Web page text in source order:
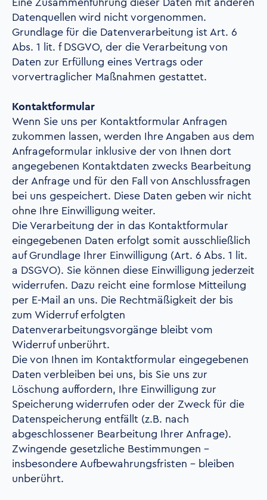
Datenquellen wird nicht vorgenommen.
Grundlage für die Datenverarbeitung ist Art. 6
Abs. 1 lit. f DSGVO, der die Verarbeitung von
Daten zur Erfüllung eines Vertrags oder
vorvertraglicher Maßnahmen gestattet.
Kontaktformular
Wenn Sie uns per Kontaktformular Anfragen
zukommen lassen, werden Ihre Angaben aus dem
Anfrageformular inklusive der von Ihnen dort
angegebenen Kontaktdaten zwecks Bearbeitung
der Anfrage und für den Fall von Anschlussfragen
bei uns gespeichert. Diese Daten geben wir nicht
ohne Ihre Einwilligung weiter.
Die Verarbeitung der in das Kontaktformular
eingegebenen Daten erfolgt somit ausschließlich
auf Grundlage Ihrer Einwilligung (Art. 6 Abs. 1 lit.
a DSGVO). Sie können diese Einwilligung jederzeit
widerrufen. Dazu reicht eine formlose Mitteilung
per E-Mail an uns. Die Rechtmäßigkeit der bis
zum Widerruf erfolgten
Datenverarbeitungsvorgänge bleibt vom
Widerruf unberührt.
Die von Ihnen im Kontaktformular eingegebenen
Daten verbleiben bei uns, bis Sie uns zur
Löschung auffordern, Ihre Einwilligung zur
Speicherung widerrufen oder der Zweck für die
Datenspeicherung entfällt (z.B. nach
abgeschlossener Bearbeitung Ihrer Anfrage).
Zwingende gesetzliche Bestimmungen –
insbesondere Aufbewahrungsfristen – bleiben
unberührt.